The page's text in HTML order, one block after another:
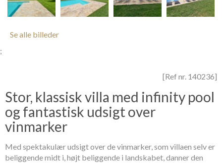
Se alle billeder
;
[Ref nr. 140236]
Stor, klassisk villa med infinity pool
og fantastisk udsigt over
vinmarker
Med spektakulær udsigt over de vinmarker, som villaen selv er
beliggende midt i, højt beliggende i landskabet, danner den